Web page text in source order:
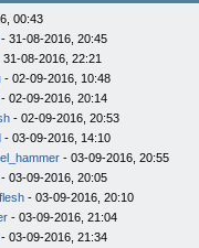
00:43
- 31-08-2016, 20:45
31-08-2016, 22:21
- 02-09-2016, 10:48
- 02-09-2016, 20:14
- 02-09-2016, 20:53
- 03-09-2016, 14:10
- 03-09-2016, 20:55
- 03-09-2016, 20:05
- 03-09-2016, 20:10
- 03-09-2016, 21:04
- 03-09-2016, 21:34